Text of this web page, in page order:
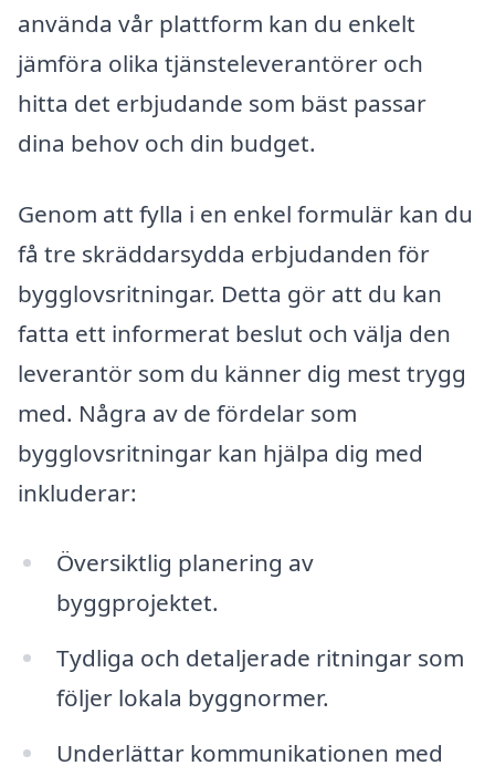
använda vår plattform kan du enkelt
jämföra olika tjänsteleverantörer och
hitta det erbjudande som bäst passar
dina behov och din budget.
Genom att fylla i en enkel formulär kan du
få tre skräddarsydda erbjudanden för
bygglovsritningar. Detta gör att du kan
fatta ett informerat beslut och välja den
leverantör som du känner dig mest trygg
med. Några av de fördelar som
bygglovsritningar kan hjälpa dig med
inkluderar:
Översiktlig planering av
byggprojektet.
Tydliga och detaljerade ritningar som
följer lokala byggnormer.
Underlättar kommunikationen med